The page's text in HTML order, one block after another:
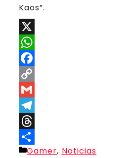
Kaos”.
X
WhatsApp
Facebook
Copy
Link
Gmail
Telegram
Threads
Compartir
Categorías
Gamer, Noticias